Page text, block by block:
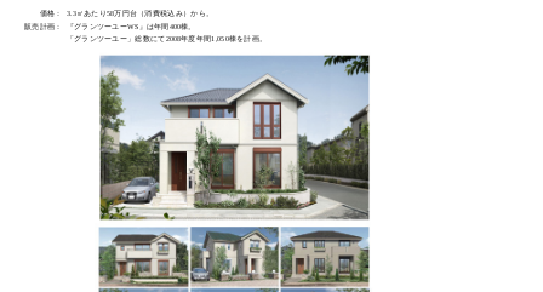
価格：
3.3㎡あたり58万円台（消費税込み）から。
販売計画：
『グランツーユーWS』は年間400棟。
「グランツーユー」総数にて2008年度年間1,050棟を計画。